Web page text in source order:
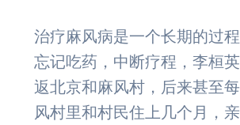
治疗麻风病是一个长期的过
忘记吃药，中断疗程，李桓
返北京和麻风村，后来甚至
风村里和村民住上几个月，